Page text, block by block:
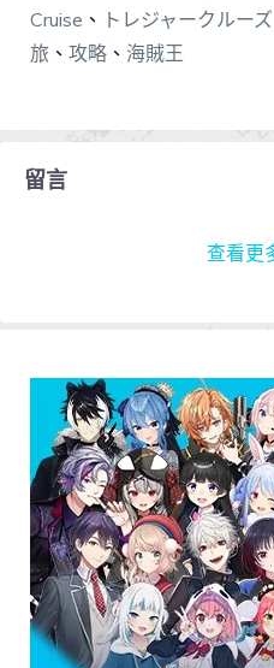
Cruise 、 トレジャークルーズ
旅 、 攻略 、 海賊王
留言
查看更